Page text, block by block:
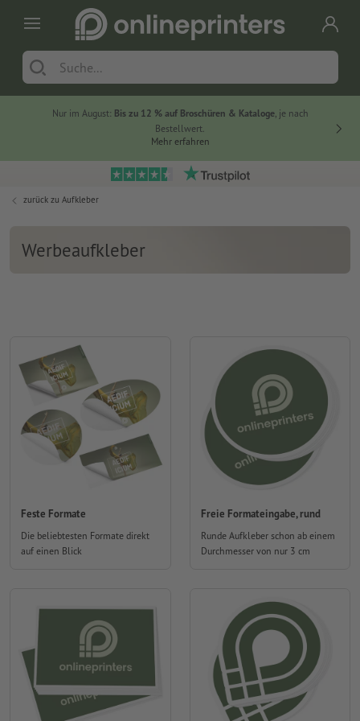
Nur im August: Bis zu 12 % auf Broschüren & Kataloge, je nach
Bestellwert.
Mehr erfahren
zurück zu Aufkleber
Werbeaufkleber
Feste Formate
Die beliebtesten Formate direkt
auf einen Blick
Freie Formateingabe, rund
Runde Aufkleber schon ab einem
Durchmesser von nur 3 cm